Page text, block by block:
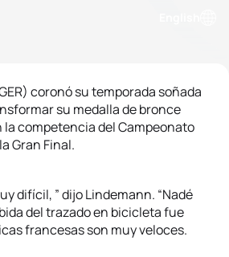
coronó su temporada soñada
su medalla de bronce
la competencia del Campeonato
Gran Final.
difícil, ” dijo Lindemann. “Nadé
del trazado en bicicleta fue
francesas son muy veloces.